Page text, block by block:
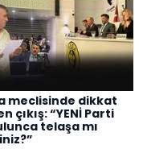
meclisinde dikkat
çıkış: “YENİ Parti
telaşa mı